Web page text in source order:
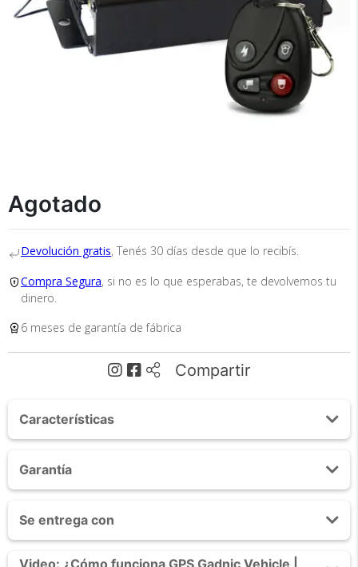
Agotado
Devolución gratis, Tenés 30 días desde que lo recibís.
Compra Segura, si no es lo que esperabas, te devolvemos tu
dinero.
6 meses de garantía de fábrica
Compartir
Características
Licencia anual Web: NO
Informacion:
· Control de Velocidad
· Data Load
Garantía
Se entrega con
1 GPS Tracker Gadnic
Video: ¿Cómo funciona GPS Gadnic Vehicle |
Recibí el producto que esperabas o
En Bidcom te aseguramos recibir el producto